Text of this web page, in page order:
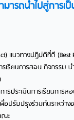
ารถนำไปสู่การเ
แนวทางปฏิบัติที่ดี (Best
รเรียนการสอน กิจกรรม
รประเมินการเรียนการส
อปรับปรุงร่วมกันระหว่าง
ณะ